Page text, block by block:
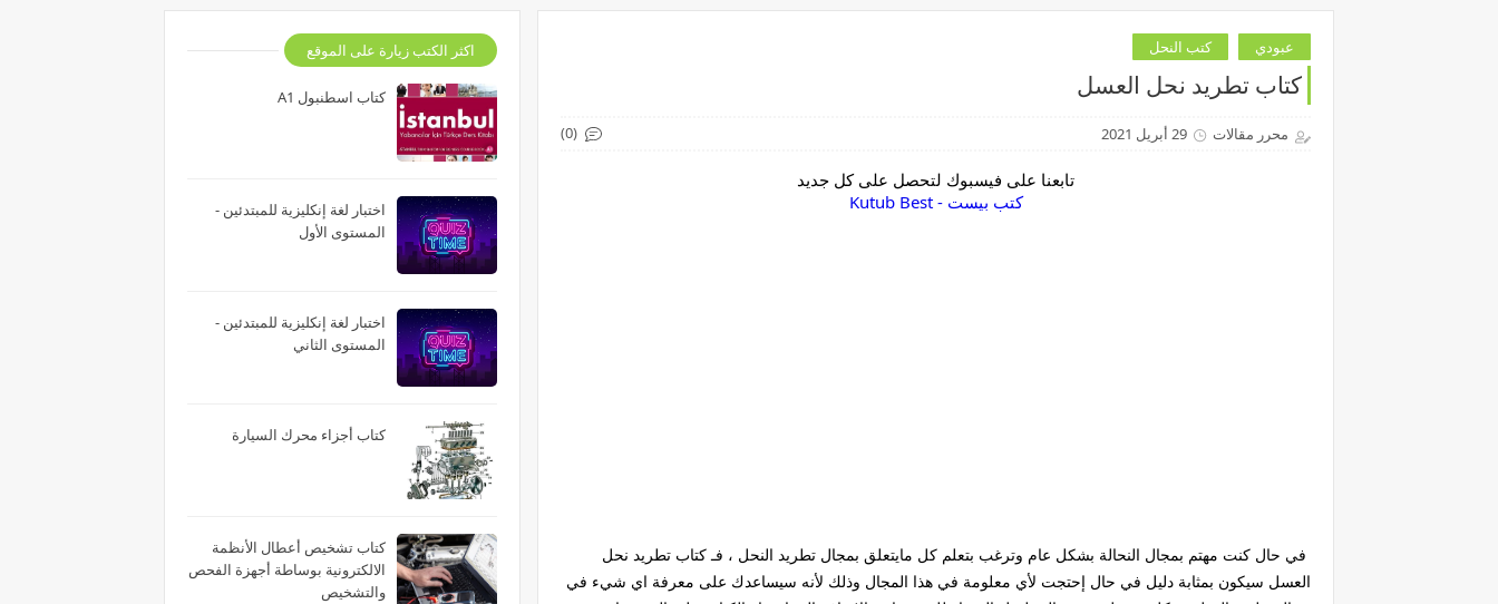
عبودي كتب النحل
كتاب تطريد نحل العسل
محرر مقالات 29 أبريل 2021 (0)
تابعنا على فيسبوك لتحصل على كل جديد
‏كتب بيست - Kutub Best‏
في حال كنت مهتم بمجال النحالة بشكل عام وترغب بتعلم كل مايتعلق بمجال تطريد النحل ، فـ كتاب تطريد نحل
العسل سيكون بمثابة دليل في حال إحتجت لأي معلومة في هذا المجال وذلك لأنه سيساعدك على معرفة اي شيء في
اكثر الكتب زيارة على الموقع
كتاب اسطنبول A1
اختبار لغة إنكليزية للمبتدئين -
المستوى الأول
اختبار لغة إنكليزية للمبتدئين -
المستوى الثاني
كتاب أجزاء محرك السيارة
كتاب تشخيص أعطال الأنظمة
الالكترونية بوساطة أجهزة الفحص
والتشخيص